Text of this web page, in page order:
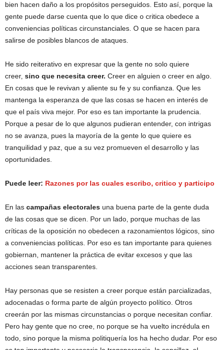
bien hacen daño a los propósitos perseguidos. Esto así, porque la
gente puede darse cuenta que lo que dice o critica obedece a
conveniencias políticas circunstanciales. O que se hacen para
salirse de posibles blancos de ataques.
He sido reiterativo en expresar que la gente no solo quiere
creer, sino que necesita creer. Creer en alguien o creer en algo.
En cosas que le revivan y aliente su fe y su confianza. Que les
mantenga la esperanza de que las cosas se hacen en interés de
que el país viva mejor. Por eso es tan importante la prudencia.
Porque a pesar de lo que algunos pudieran entender, con intrigas
no se avanza, pues la mayoría de la gente lo que quiere es
tranquilidad y paz, que a su vez promueven el desarrollo y las
oportunidades.
Puede leer: Razones por las cuales escribo, critico y participo
En las campañas electorales una buena parte de la gente duda
de las cosas que se dicen. Por un lado, porque muchas de las
críticas de la oposición no obedecen a razonamientos lógicos, sino
a conveniencias políticas. Por eso es tan importante para quienes
gobiernan, mantener la práctica de evitar excesos y que las
acciones sean transparentes.
Hay personas que se resisten a creer porque están parcializadas,
adocenadas o forma parte de algún proyecto político. Otros
creerán por las mismas circunstancias o porque necesitan confiar.
Pero hay gente que no cree, no porque se ha vuelto incrédula en
todo, sino porque la misma politiquería los ha hecho dudar. Por eso